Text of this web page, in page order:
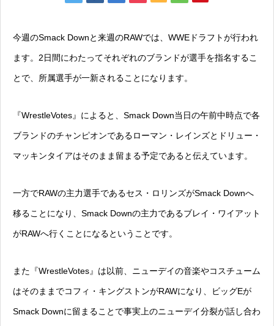
今週のSmack Downと来週のRAWでは、WWEドラフトが行われ
ます。2日間にわたってそれぞれのブランドが選手を指名するこ
とで、所属選手が一新されることになります。
『WrestleVotes』によると、Smack Down当日の午前中時点で各
ブランドのチャンピオンであるローマン・レインズとドリュー・
マッキンタイアはそのまま留まる予定であると伝えています。
一方でRAWの主力選手であるセス・ロリンズがSmack Downへ
移ることになり、Smack Downの主力であるブレイ・ワイアット
がRAWへ行くことになるということです。
また『WrestleVotes』は以前、ニューデイの音楽やコスチューム
はそのままでコフィ・キングストンがRAWになり、ビッグEが
Smack Downに留まることで事実上のニューデイ分裂が話し合わ